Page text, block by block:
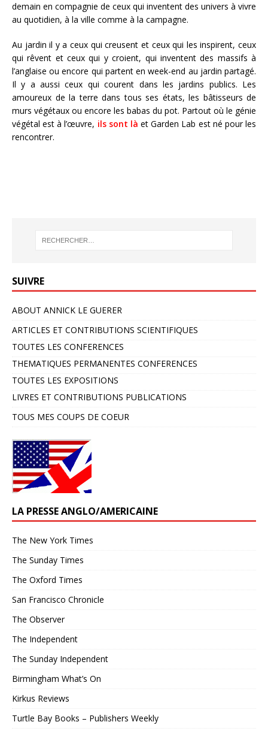
demain en compagnie de ceux qui inventent des univers à vivre
au quotidien, à la ville comme à la campagne.
Au jardin il y a ceux qui creusent et ceux qui les inspirent, ceux
qui rêvent et ceux qui y croient, qui inventent des massifs à
l’anglaise ou encore qui partent en week-end au jardin partagé.
Il y a aussi ceux qui courent dans les jardins publics. Les
amoureux de la terre dans tous ses états, les bâtisseurs de
murs végétaux ou encore les babas du pot. Partout où le génie
végétal est à l’œuvre, ils sont là et Garden Lab est né pour les
rencontrer.
SUIVRE
ABOUT ANNICK LE GUERER
ARTICLES ET CONTRIBUTIONS SCIENTIFIQUES
TOUTES LES CONFERENCES
THEMATIQUES PERMANENTES CONFERENCES
TOUTES LES EXPOSITIONS
LIVRES ET CONTRIBUTIONS PUBLICATIONS
TOUS MES COUPS DE COEUR
LA PRESSE ANGLO/AMERICAINE
The New York Times
The Sunday Times
The Oxford Times
San Francisco Chronicle
The Observer
The Independent
The Sunday Independent
Birmingham What’s On
Kirkus Reviews
Turtle Bay Books – Publishers Weekly